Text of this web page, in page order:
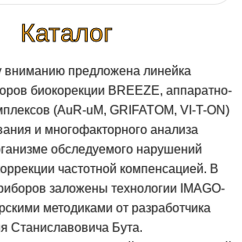
Каталог
вниманию предложена линейка
биокорекции BREEZE, аппаратно-
(AuR-uM, GRIFATOM, VI-T-ON)
и многофакторного анализа
обследуемого нарушений
частотной компенсацией. В
заложены технологии IMAGO-
методиками от разработчика
Станиславовича Бута.